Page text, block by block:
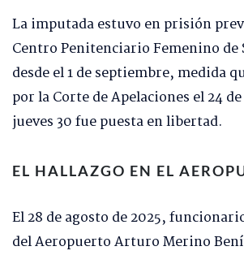
La imputada estuvo en prisión
Centro Penitenciario Femenino de
desde el 1 de septiembre, medida
por la Corte de Apelaciones el 24
jueves 30 fue puesta en libertad.
EL HALLAZGO EN EL
El 28 de agosto de 2025,
del Aeropuerto Arturo Merino